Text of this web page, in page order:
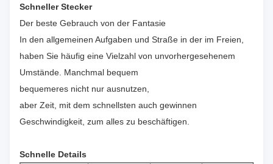
Schneller Stecker
Der beste Gebrauch von der Fantasie
In den allgemeinen Aufgaben und Straße in der im Freien,
haben Sie häufig eine Vielzahl von unvorhergesehenem
Umstände. Manchmal bequem
bequemeres nicht nur ausnutzen,
aber Zeit, mit dem schnellsten auch gewinnen
Geschwindigkeit, zum alles zu beschäftigen.
Schnelle Details